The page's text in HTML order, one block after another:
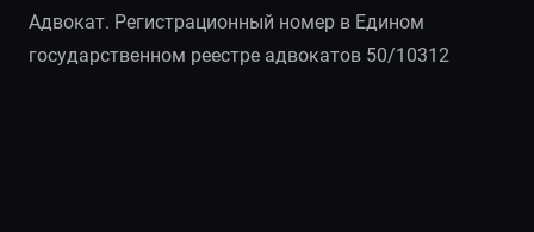
Адвокат. Регистрационный номер в Едином
государственном реестре адвокатов 50/10312